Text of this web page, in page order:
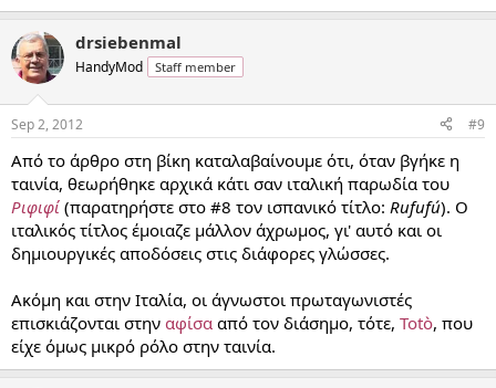
drsiebenmal
HandyMod Staff member
Sep 2, 2012 #9
Από το άρθρο στη βίκη καταλαβαίνουμε ότι, όταν βγήκε η
ταινία, θεωρήθηκε αρχικά κάτι σαν ιταλική παρωδία του
Ριφιφί (παρατηρήστε στο #8 τον ισπανικό τίτλο: Rufufú). Ο
ιταλικός τίτλος έμοιαζε μάλλον άχρωμος, γι' αυτό και οι
δημιουργικές αποδόσεις στις διάφορες γλώσσες.
Ακόμη και στην Ιταλία, οι άγνωστοι πρωταγωνιστές
επισκιάζονται στην αφίσα από τον διάσημο, τότε, Totò, που
είχε όμως μικρό ρόλο στην ταινία.